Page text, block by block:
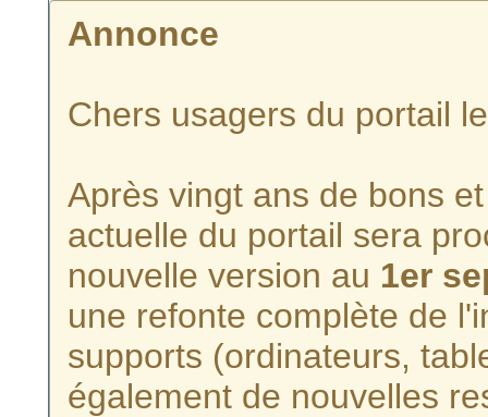
Annonce
Chers usagers du portail
Après vingt ans de bons
actuelle du portail sera
nouvelle version au 1er
une refonte complète de
supports (ordinateurs,
également de nouvelles